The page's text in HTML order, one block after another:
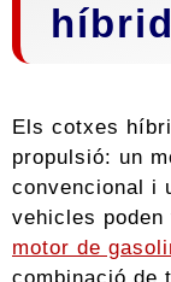
Els cotxes
propulsió: un
convencional i
vehicles
motor de